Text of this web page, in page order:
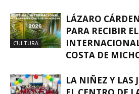
CULTURA
LÁZARO
PARA RECIBIR
COSTA DE
LA NIÑEZ Y LAS